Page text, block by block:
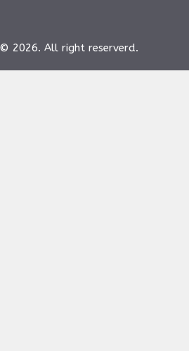
2026. All right reserverd.